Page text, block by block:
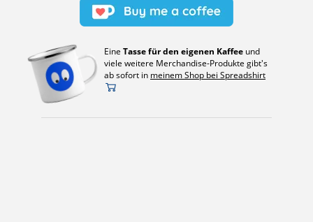
Eine Tasse für den eigenen Kaffee und
viele weitere Merchandise-Produkte gibt's
ab sofort in meinem Shop bei Spreadshirt